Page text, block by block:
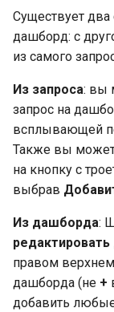
Существует два
дашборд: с
из самого
Из запроса: вы
запрос на
всплывающей
Также вы
на кнопку с
выбрав
Из дашборда:
правом
дашборда (не +
добавить